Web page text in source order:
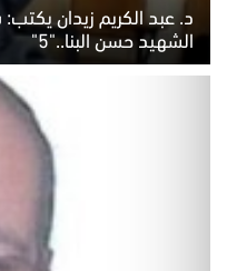
د. عبد الكريم زيدان
الشهيد حسن البنا.."5"
السبت 8 أغسطس 2026 10:46 ص